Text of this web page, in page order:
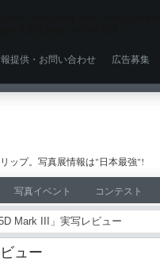
提供・お問い合わせ 広告募集
ップ。写真展情報は"日本最強"!
写真イベント コンテスト
Mark III」実写レビュー
ュー